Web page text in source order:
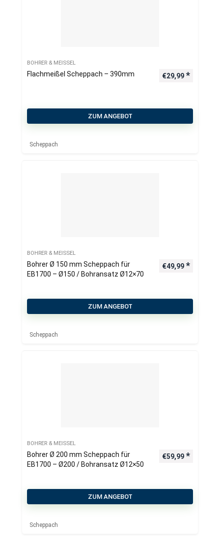
BOHRER & MEISSEL
Flachmeißel Scheppach – 390mm €29,99
ZUM ANGEBOT
Scheppach
BOHRER & MEISSEL
Bohrer Ø 150 mm Scheppach für
EB1700 – Ø150 / Bohransatz Ø12×70
€49,99
ZUM ANGEBOT
Scheppach
BOHRER & MEISSEL
Bohrer Ø 200 mm Scheppach für
EB1700 – Ø200 / Bohransatz Ø12×50
€59,99
ZUM ANGEBOT
Scheppach